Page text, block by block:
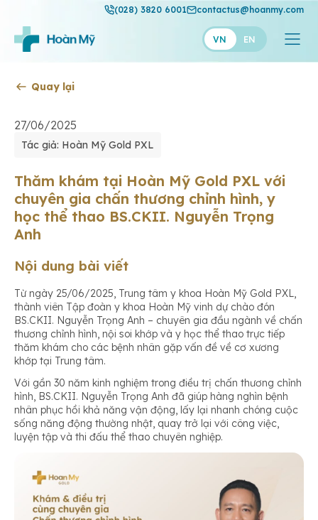
(028) 3820 6001 contactus@hoanmy.com
VN EN
Hạnh Phúc
Thuận Mỹ
Quay lại
27/06/2025
Tác giả: Hoàn Mỹ Gold PXL
Thăm khám tại Hoàn Mỹ Gold PXL với
chuyên gia chấn thương chỉnh hình, y
học thể thao BS.CKII. Nguyễn Trọng
Anh
Nội dung bài viết
Từ ngày 25/06/2025, Trung tâm y khoa Hoàn Mỹ Gold PXL,
thành viên Tập đoàn y khoa Hoàn Mỹ vinh dự chào đón
BS.CKII. Nguyễn Trọng Anh – chuyên gia đầu ngành về chấn
thương chỉnh hình, nội soi khớp và y học thể thao trực tiếp
thăm khám cho các bệnh nhân gặp vấn đề về cơ xương
khớp tại Trung tâm.
Với gần 30 năm kinh nghiệm trong điều trị chấn thương chỉnh
hình, BS.CKII. Nguyễn Trọng Anh đã giúp hàng nghìn bệnh
nhân phục hồi khả năng vận động, lấy lại nhanh chóng cuộc
sống năng động thường nhật, quay trở lại với công việc,
luyện tập và thi đấu thể thao chuyên nghiệp.